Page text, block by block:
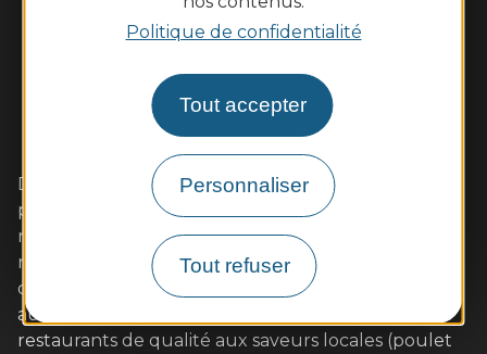
Politique de confidentialité
Tout accepter
Personnaliser
Tout refuser
Dans cet écrin de Loire sauvage aux coteaux
plantés de vignes, vivez pleinement un week-end
romantique avec votre amoureux. Les familles s'y
retrouveront également avec plaisir autour
d'activités de pleine nature ou des visites adaptées
aux enfants. Les gourmands tout autant dans nos
restaurants de qualité aux saveurs locales (poulet